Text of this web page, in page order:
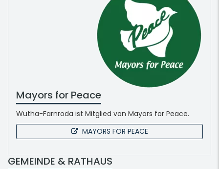
Mayors for Peace
Wutha-Farnroda ist Mitglied von Mayors for Peace.
MAYORS FOR PEACE
GEMEINDE & RATHAUS